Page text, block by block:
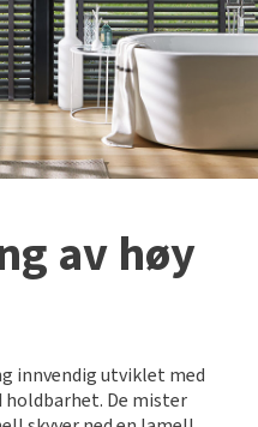
av høy
innvendig utviklet med
De mister